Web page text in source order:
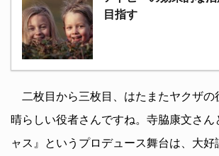
目指す
二枚目から三枚目、はたまたヤクザ
晴らしい役者さんですね。寺脇康文さん
ャス』というプロデュース舞台は、大